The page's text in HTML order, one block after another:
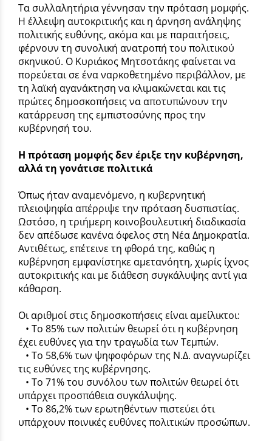
Τα συλλαλητήρια γέννησαν την πρόταση μομφής.
Η έλλειψη αυτοκριτικής και η άρνηση ανάληψης
πολιτικής ευθύνης, ακόμα και με παραιτήσεις,
φέρνουν τη συνολική ανατροπή του πολιτικού
σκηνικού. Ο Κυριάκος Μητσοτάκης φαίνεται να
πορεύεται σε ένα ναρκοθετημένο περιβάλλον, με
τη λαϊκή αγανάκτηση να κλιμακώνεται και τις
πρώτες δημοσκοπήσεις να αποτυπώνουν την
κατάρρευση της εμπιστοσύνης προς την
κυβέρνησή του.
Η πρόταση μομφής δεν έριξε την κυβέρνηση,
αλλά τη γονάτισε πολιτικά
Όπως ήταν αναμενόμενο, η κυβερνητική
πλειοψηφία απέρριψε την πρόταση δυσπιστίας.
Ωστόσο, η τριήμερη κοινοβουλευτική διαδικασία
δεν απέδωσε κανένα όφελος στη Νέα Δημοκρατία.
Αντιθέτως, επέτεινε τη φθορά της, καθώς η
κυβέρνηση εμφανίστηκε αμετανόητη, χωρίς ίχνος
αυτοκριτικής και με διάθεση συγκάλυψης αντί για
κάθαρση.
Οι αριθμοί στις δημοσκοπήσεις είναι αμείλικτοι:
• Το 85% των πολιτών θεωρεί ότι η κυβέρνηση
έχει ευθύνες για την τραγωδία των Τεμπών.
• Το 58,6% των ψηφοφόρων της Ν.Δ. αναγνωρίζει
τις ευθύνες της κυβέρνησης.
• Το 71% του συνόλου των πολιτών θεωρεί ότι
υπάρχει προσπάθεια συγκάλυψης.
• Το 86,2% των ερωτηθέντων πιστεύει ότι
υπάρχουν ποινικές ευθύνες πολιτικών προσώπων.